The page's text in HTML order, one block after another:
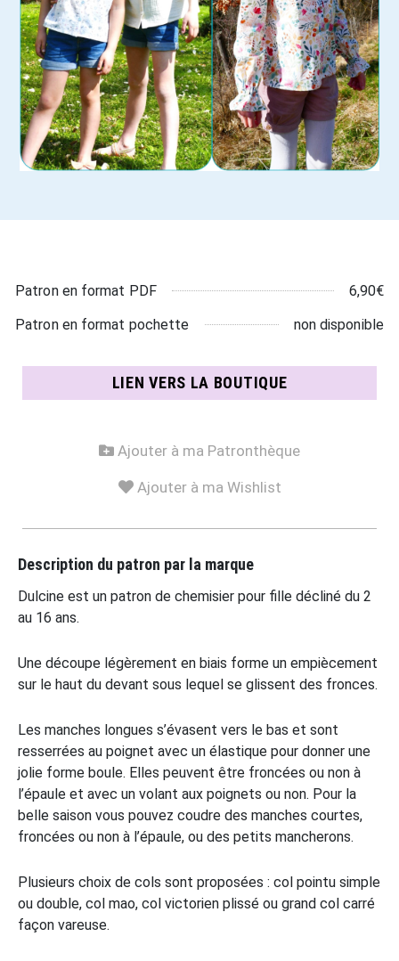
Patron en format PDF 6,90€
Patron en format pochette non disponible
LIEN VERS LA BOUTIQUE
Ajouter à ma Patronthèque
Ajouter à ma Wishlist
Description du patron par la marque
Dulcine est un patron de chemisier pour fille décliné du 2
au 16 ans.
Une découpe légèrement en biais forme un empiècement
sur le haut du devant sous lequel se glissent des fronces.
Les manches longues s’évasent vers le bas et sont
resserrées au poignet avec un élastique pour donner une
jolie forme boule. Elles peuvent être froncées ou non à
l’épaule et avec un volant aux poignets ou non. Pour la
belle saison vous pouvez coudre des manches courtes,
froncées ou non à l’épaule, ou des petits mancherons.
Plusieurs choix de cols sont proposées : col pointu simple
ou double, col mao, col victorien plissé ou grand col carré
façon vareuse.